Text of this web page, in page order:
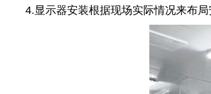
4.显示器安装根据现场实际情况来布局